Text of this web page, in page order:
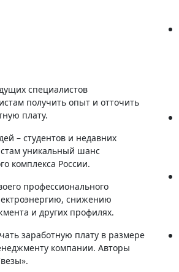
специалистов
получить опыт и отточить
плату.
– студентов и недавних
уникальный шанс
комплекса России.
профессионального
снижению
и других профилях.
заработную плату в размере
компании. Авторы